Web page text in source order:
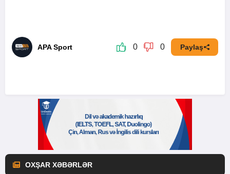
APA Sport 0 0 Paylaş
OXŞAR XƏBƏRLƏR